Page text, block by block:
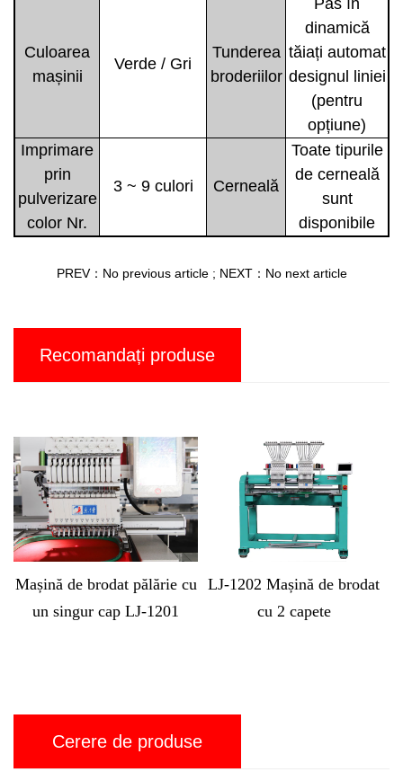
Culoarea
mașinii
Verde / Gri
Tunderea
broderiilor
dinamică
tăiați automat
designul liniei
(pentru
opțiune)
Imprimare
prin
pulverizare
color Nr.
3 ~ 9 culori Cerneală
Toate tipurile
de cerneală
sunt
disponibile
PREV：No previous article; NEXT：No next article
Recomandați produse
cu
LJ-1202 Mașină de brodat
cu 2 capete
LJ-MX1212 Mașină
computerizată de brodat
Cerere de produse